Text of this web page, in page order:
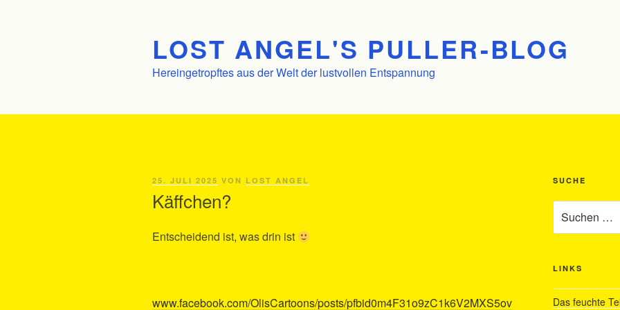
LOST ANGEL'S PULLER-BLOG
Hereingetropftes aus der Welt der lustvollen Entspannung
VERÖFFENTLICHT
25. JULI 2025 VON LOST ANGEL
Käffchen?
Entscheidend ist, was drin ist
www.facebook.com/OlisCartoons/posts/pfbid0m4F31o9zC1k6V2MXS5ov
SUCHE
nach:
LINKS
Das feuchte